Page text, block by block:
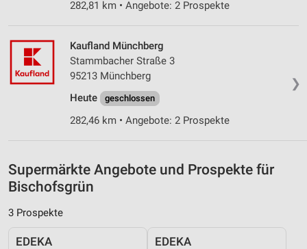
282,81 km • Angebote: 2 Prospekte
❯
Kaufland Münchberg
Stammbacher Straße 3
95213 Münchberg
Heute
geschlossen
282,46 km • Angebote: 2 Prospekte
Supermärkte Angebote und Prospekte für
Bischofsgrün
3 Prospekte
EDEKA EDEKA
Verwendung reduzierter Daten zur Auswahl von
IAB-Besonderheiten:
Verwendung genauer Standortdaten
Geräte anhand von aktiv angeforderten
Informationen identifizieren
Nicht-IAB-Verarbeitungszwecke:
Performance
Funktional